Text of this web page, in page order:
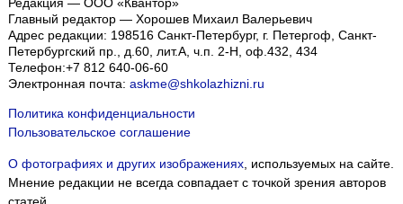
Главный редактор — Хорошев Михаил Валерьевич
Адрес редакции: 198516 Санкт-Петербург, г. Петергоф Санкт-
Петербургский пр., д.60, лит.А, ч.п. 2-Н, оф.432, 434
Телефон:+7 812 640-06-60
Электронная почта: askme@shkolazhizni.ru
Политика конфиденциальности
Пользовательское соглашение
О фотографиях и других изображениях, используемых на сайте.
Мнение редакции не всегда совпадает с точкой зрения авторов